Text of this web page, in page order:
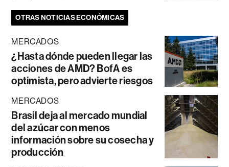
OTRAS NOTICIAS ECONÓMICAS
MERCADOS
¿Hasta dónde pueden llegar las
acciones de AMD? BofA es
optimista, pero advierte riesgos
MERCADOS
Brasil deja al mercado mundial
del azúcar con menos
información sobre su cosecha y
producción